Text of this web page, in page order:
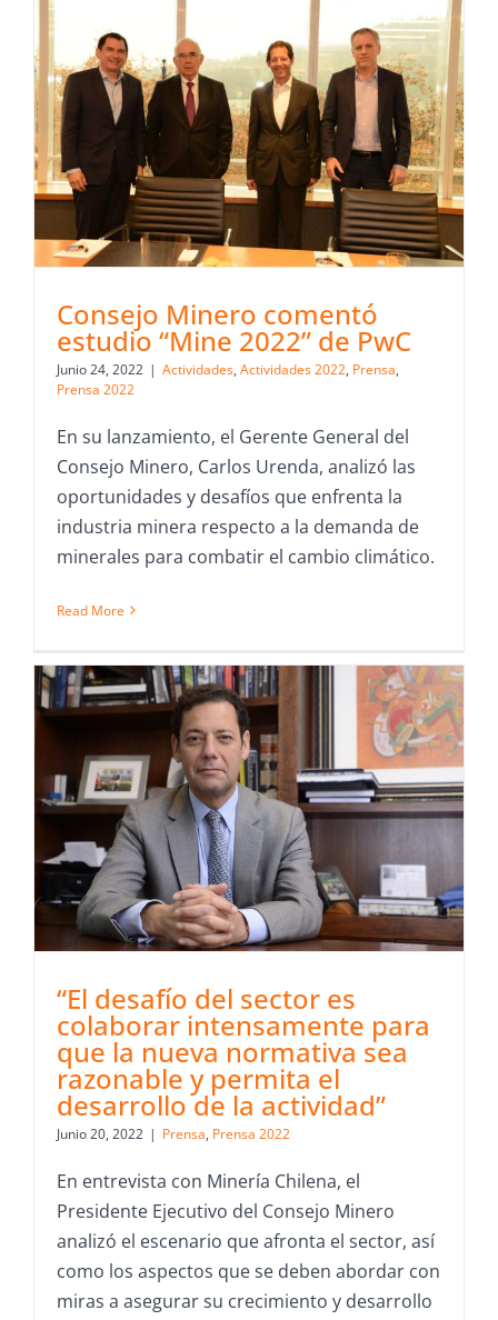
Consejo Minero comentó
estudio “Mine 2022” de PwC
Junio 24, 2022 | Actividades, Actividades 2022, Prensa,
Prensa 2022
En su lanzamiento, el Gerente General del
Consejo Minero, Carlos Urenda, analizó las
oportunidades y desafíos que enfrenta la
industria minera respecto a la demanda de
minerales para combatir el cambio climático.
Read More
“El desafío del sector es
colaborar intensamente para
que la nueva normativa sea
razonable y permita el
desarrollo de la actividad”
Junio 20, 2022 | Prensa, Prensa 2022
En entrevista con Minería Chilena, el
Presidente Ejecutivo del Consejo Minero
analizó el escenario que afronta el sector, así
como los aspectos que se deben abordar con
miras a asegurar su crecimiento y desarrollo